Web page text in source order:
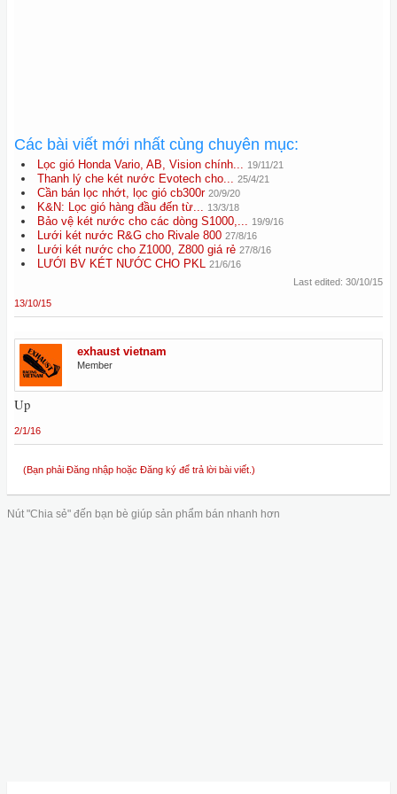
Các bài viết mới nhất cùng chuyên mục:
Lọc gió Honda Vario, AB, Vision chính... 19/11/21
Thanh lý che két nước Evotech cho... 25/4/21
Cần bán lọc nhớt, lọc gió cb300r 20/9/20
K&N: Lọc gió hàng đầu đến từ... 13/3/18
Bảo vệ két nước cho các dòng S1000,... 19/9/16
Lưới két nước R&G cho Rivale 800 27/8/16
Lưới két nước cho Z1000, Z800 giá rẻ 27/8/16
LƯỚI BV KÉT NƯỚC CHO PKL 21/6/16
Last edited: 30/10/15
13/10/15
exhaust vietnam
Member
Up
2/1/16
(Bạn phải Đăng nhập hoặc Đăng ký để trả lời bài viết.)
Nút "Chia sẻ" đến bạn bè giúp sản phẩm bán nhanh hơn